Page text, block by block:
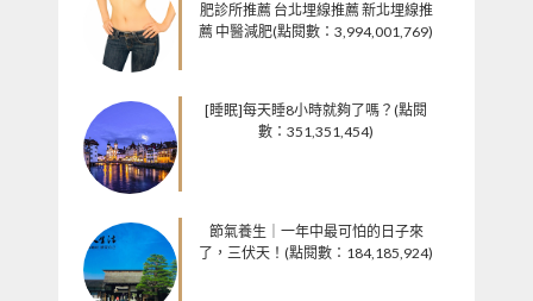
肥診所推薦 台北埋線推薦 新北埋線推
薦 中醫減肥(點閱數：3,994,001,769)
[睡眠]每天睡8小時就夠了嗎？(點閱
數：351,351,454)
節氣養生｜一年中最可怕的日子來
了，三伏天！(點閱數：184,185,924)